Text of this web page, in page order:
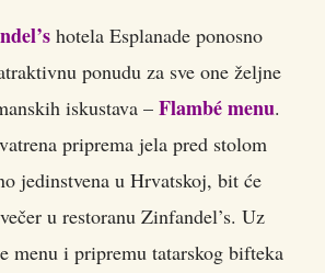
hotela Esplanade ponosno
ponudu za sve one željne
iskustava – Flambé menu.
priprema jela pred stolom
jedinstvena u Hrvatskoj, bit će
u restoranu Zinfandel’s. Uz
menu i pripremu tatarskog bifteka